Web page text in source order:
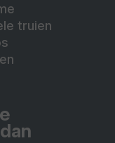
truien